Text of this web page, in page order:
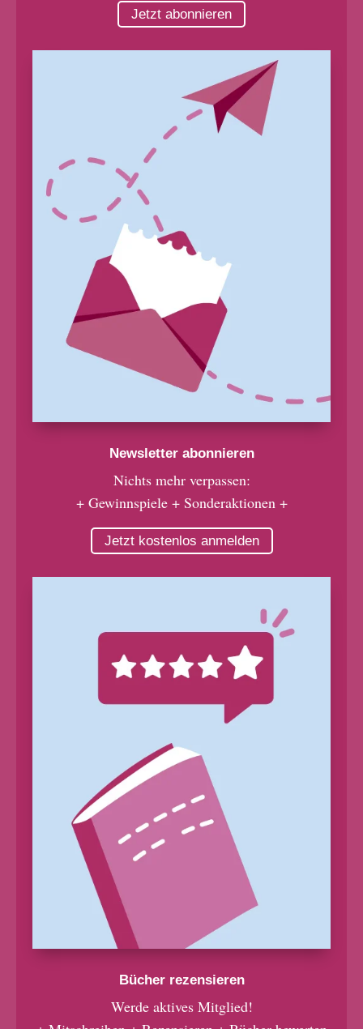
Jetzt abonnieren
Newsletter abonnieren
Nichts mehr verpassen:
+ Gewinnspiele + Sonderaktionen +
Jetzt kostenlos anmelden
Bücher rezensieren
Werde aktives Mitglied!